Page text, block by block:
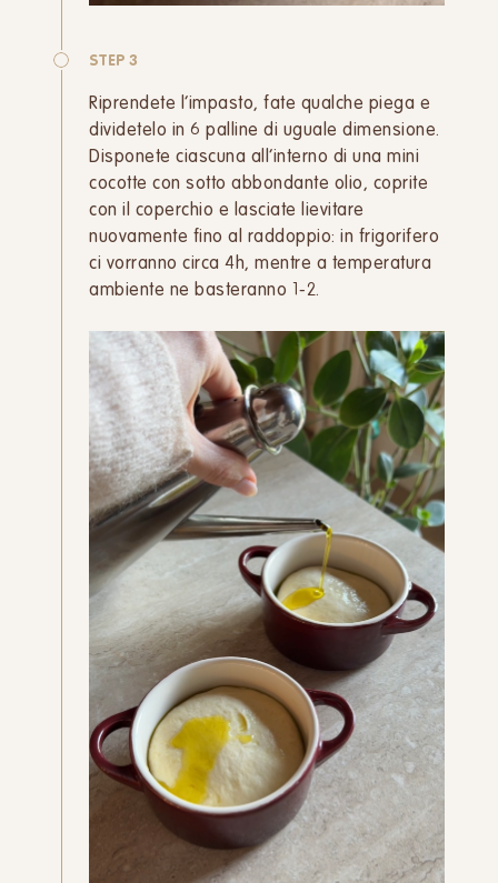
STEP 3
Riprendete l’impasto, fate qualche piega e
dividetelo in 6 palline di uguale dimensione.
Disponete ciascuna all’interno di una mini
cocotte con sotto abbondante olio, coprite
con il coperchio e lasciate lievitare
nuovamente fino al raddoppio: in frigorifero
ci vorranno circa 4h, mentre a temperatura
ambiente ne basteranno 1-2.